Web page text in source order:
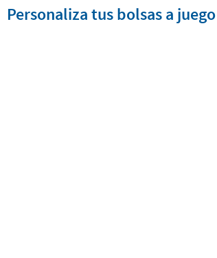
Personaliza tus bolsas a